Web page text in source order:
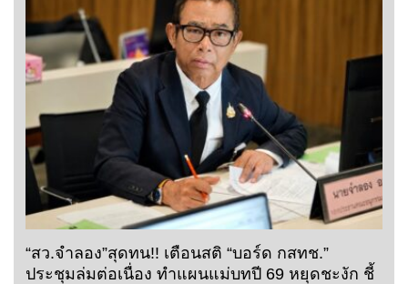
“สว.จำลอง”สุดทน!! เตือนสติ “บอร์ด กสทช.”
ประชุมล่มต่อเนื่อง ทำแผนแม่บทปี 69 หยุดชะงัก ชี้